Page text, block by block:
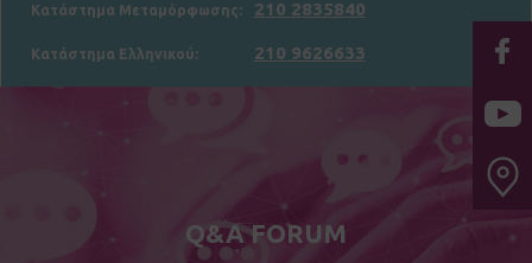
Κατάστημα Μεταμόρφωσης: 210 2835840
Κατάστημα Ελληνικού: 210 9626633
Q&A FORUM